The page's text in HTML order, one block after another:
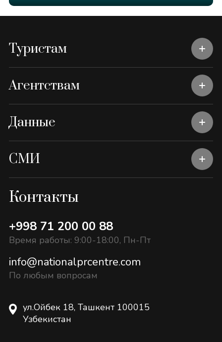
Туристам
Агентствам
Данные
СМИ
Контакты
+998 71 200 00 88
Время работы: 9:00-18:00, Пн-Пт
info@nationalprcentre.com
По любым вопросам
ул.Ойбек 18, Ташкент 100015
Узбекистан